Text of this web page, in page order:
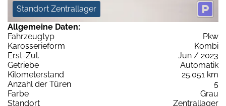
Standort Zentrallager
Allgemeine Daten:
Fahrzeugtyp
Pkw
Karosserieform
Kombi
Erst-Zul.
Jun / 2023
Getriebe
Automatik
Kilometerstand
25.051 km
Anzahl der Türen
5
Farbe
Grau
Standort
Zentrallager